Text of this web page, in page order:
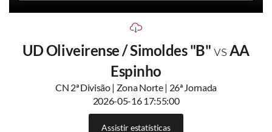
UD Oliveirense / Simoldes "B"vsAA
Espinho
CN 2ª Divisão | Zona Norte | 26ª Jornada
2026-05-16 17:55:00
Assistir estatísticas